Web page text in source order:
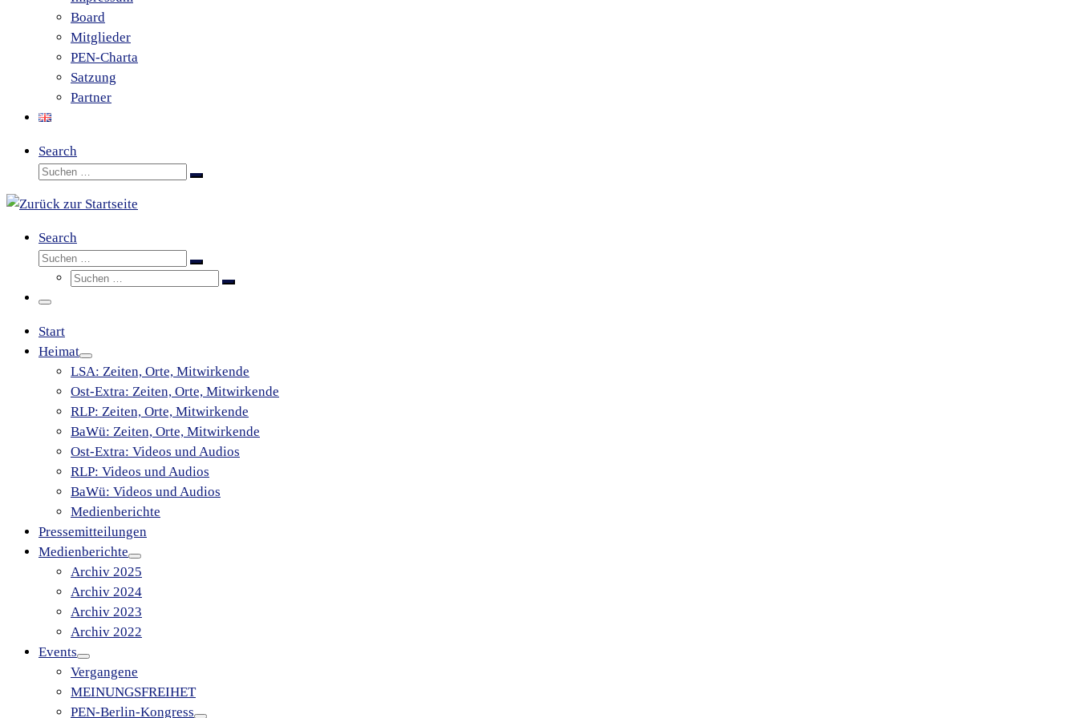
Board
Mitglieder
PEN-Charta
Satzung
Partner
Search
Suche
Suchen …
Search
Suche
Suchen …
Suche
Suchen …
Menü
Start
Heimat
LSA: Zeiten, Orte, Mitwirkende
Ost-Extra: Zeiten, Orte, Mitwirkende
RLP: Zeiten, Orte, Mitwirkende
BaWü: Zeiten, Orte, Mitwirkende
Ost-Extra: Videos und Audios
RLP: Videos und Audios
BaWü: Videos und Audios
Medienberichte
Pressemitteilungen
Medienberichte
Archiv 2025
Archiv 2024
Archiv 2023
Archiv 2022
Events
Vergangene
MEINUNGSFREIHET
PEN-Berlin-Kongress